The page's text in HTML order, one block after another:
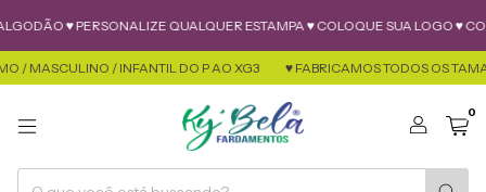
QUALQUER ESTAMPA ♥ COLOQUE SUA LOGO ♥ COLOQUE
/ INFANTIL DO P AO XG3 ♥ FABRICAMOS TODOS OS TAMANHOS
0